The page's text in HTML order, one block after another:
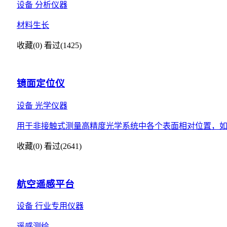
设备 分析仪器
材料生长
收藏(0) 看过(1425)
镜面定位仪
设备 光学仪器
用于非接触式测量高精度光学系统中各个表面相对位置，
收藏(0) 看过(2641)
航空遥感平台
设备 行业专用仪器